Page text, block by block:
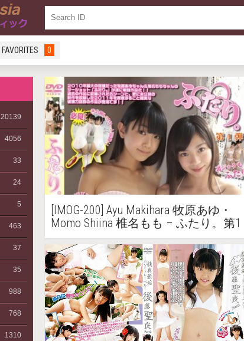
FAVORITES 0
20139
4056
33
24
5
463
37
35
988
768
1310
[IMOG-200] Ayu Makihara 牧原あゆ・
Momo Shiina 椎名もも – ふたり。第1
弾